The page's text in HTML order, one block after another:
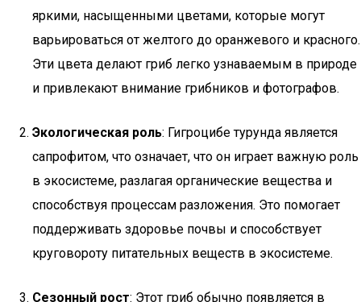
яркими, насыщенными цветами, которые могут
варьироваться от желтого до оранжевого и красного.
Эти цвета делают гриб легко узнаваемым в природе
и привлекают внимание грибников и фотографов.
Экологическая роль: Гигроцибе турунда является
сапрофитом, что означает, что он играет важную роль
в экосистеме, разлагая органические вещества и
способствуя процессам разложения. Это помогает
поддерживать здоровье почвы и способствует
круговороту питательных веществ в экосистеме.
Сезонный рост: Этот гриб обычно появляется в